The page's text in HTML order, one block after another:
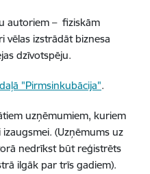
autoriem – fiziskām
vēlas izstrādāt biznesa
dzīvotspēju.
"Pirmsinkubācija".
uzņēmumiem, kuriem
(Uzņēmums uz
nedrīkst būt reģistrēts
ilgāk par trīs gadiem).